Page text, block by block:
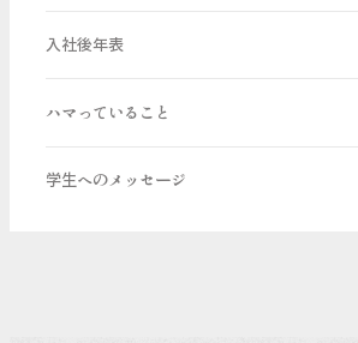
入社後年表
ハマっていること
学生へのメッセージ